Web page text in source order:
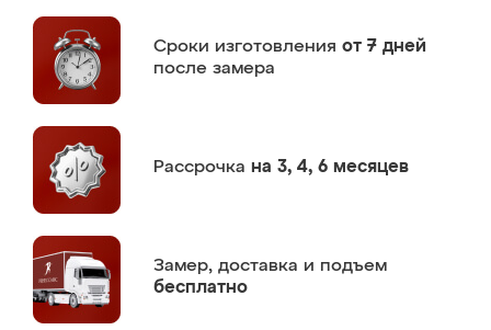
Сроки изготовления от 7 дней
после замера
Рассрочка на 3, 4, 6 месяцев
Замер, доставка и подъем
бесплатно